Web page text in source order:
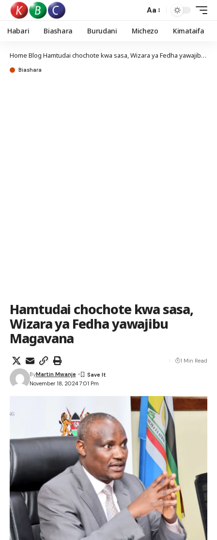
Aa
Habari Biashara Burudani Michezo Kimataifa
Home Blog Hamtudai chochote kwa sasa, Wizara ya Fedha yawajibu Magavana
Biashara
Hamtudai chochote kwa sasa,
Wizara ya Fedha yawajibu
Magavana
November 18, 2024 7:01 Pm
ByMartin Mwanje
1 Min Read